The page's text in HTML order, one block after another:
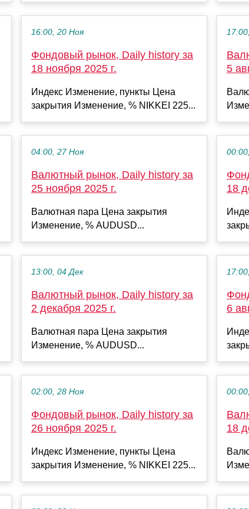
16:00, 20 Ноя
Фондовый рынок, Daily history за
18 ноября 2025 г.
Индекс Изменение, пункты Цена
закрытия Изменение, % NIKKEI 225...
04:00, 27 Ноя
Валютный рынок, Daily history за
25 ноября 2025 г.
Валютная пара Цена закрытия
Изменение, % AUDUSD...
13:00, 04 Дек
Валютный рынок, Daily history за
2 декабря 2025 г.
Валютная пара Цена закрытия
Изменение, % AUDUSD...
02:00, 28 Ноя
Фондовый рынок, Daily history за
26 ноября 2025 г.
Индекс Изменение, пункты Цена
закрытия Изменение, % NIKKEI 225...
5
18
6
18